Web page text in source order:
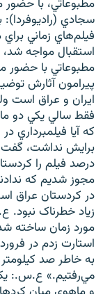
به ما بپیوندید
زبان‌های دیگر
مطبوعاتي، با
سجادي (راديوفردا):
فيلم‌هاي زماني
استقبال مواجه
مطبوعاتي با حضور
پيرامون آثارش
ايران و عراق است
فقط سالي يکي دو
که آيا فيلمبرداري
درصد فيلم را
مجوز شديم که
در کردستان عراق
زياد خطرناک نبود.
به خاطر صد
مي‌رفتيم.» ع.س.: